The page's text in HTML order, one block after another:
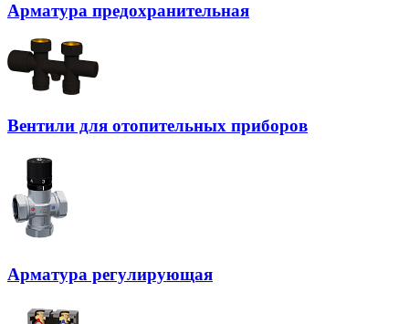
Арматура предохранительная
Вентили для отопительных приборов
Арматура регулирующая